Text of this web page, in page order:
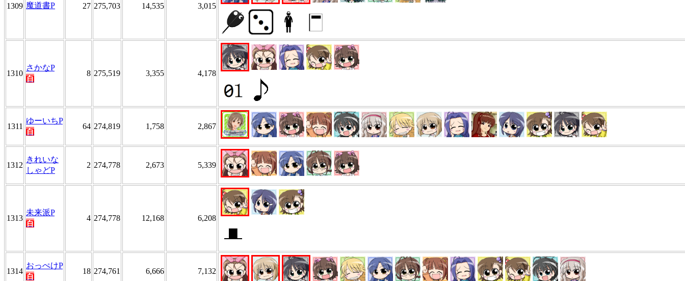
1309 魔道書P 27 275,703 14,535 3,015
1310
さかなP
百
8 275,519 3,355 4,178
1311
ゆーいちP
百
64 274,819 1,758 2,867
1312
きれいな
しゃどP
2 274,778 2,673 5,339
1313
未来派P
百
4 274,778 12,168 6,208
1314
おっぺけP
百
18 274,761 6,666 7,132